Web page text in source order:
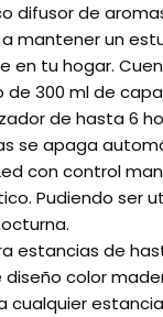
difusor de
mantener un
en tu hogar.
de 300 ml de
de hasta 6
se apaga
con control
Pudiendo ser
estancias de
diseño color
cualquier